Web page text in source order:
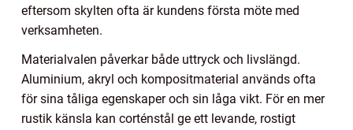
eftersom skylten ofta är kundens första möte med
verksamheten.
Materialvalen påverkar både uttryck och livslängd.
Aluminium, akryl och kompositmaterial används ofta
för sina tåliga egenskaper och sin låga vikt. För en mer
rustik känsla kan corténstål ge ett levande, rostigt